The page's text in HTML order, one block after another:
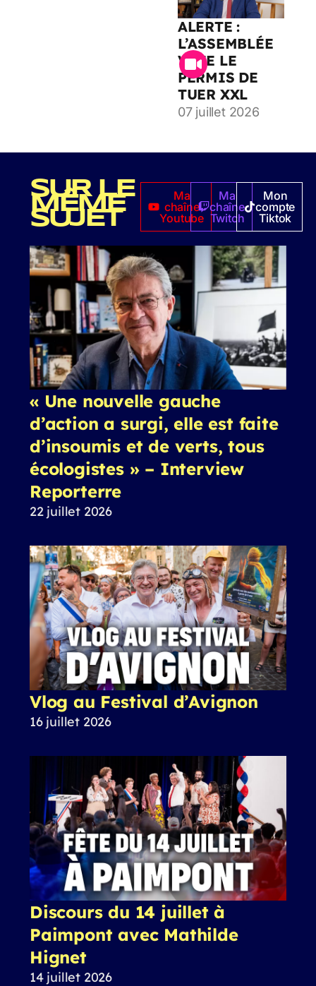
ALERTE :
L’ASSEMBLÉE
VOTE LE
PERMIS DE
TUER XXL
07 juillet 2026
SUR LE
MÊME
SUJET
Ma
chaîne
Youtube
Ma
chaîne
Twitch
Mon
compte
Tiktok
« Une nouvelle gauche
d’action a surgi, elle est faite
d’insoumis et de verts, tous
écologistes » – Interview
Reporterre
22 juillet 2026
Vlog au Festival d’Avignon
16 juillet 2026
Discours du 14 juillet à
Paimpont avec Mathilde
Hignet
14 juillet 2026